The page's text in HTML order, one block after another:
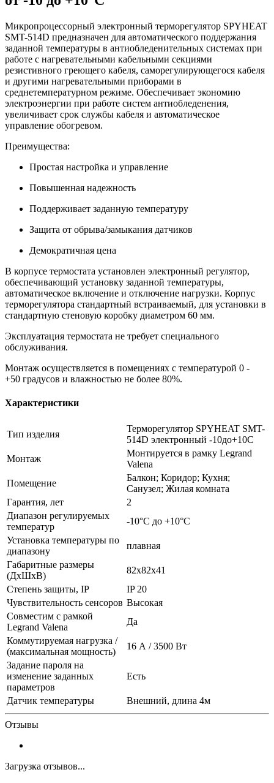
Микропроцессорный электронный терморегулятор SPYHEAT
SMT-514D предназначен для автоматического поддержания
заданной температуры в антиобледенительных системах при
работе с нагревательными кабельными секциями
резистивного греющего кабеля, саморегулирующегося кабеля
и другими нагревательными приборами в
среднетемпературном режиме. Обеспечивает экономию
электроэнергии при работе систем антиобледенения,
увеличивает срок службы кабеля и автоматическое
управление обогревом.
Преимущества:
Простая настройка и управление
Повышенная надежность
Поддерживает заданную температуру
Защита от обрыва/замыкания датчиков
Демократичная цена
В корпусе термостата установлен электронный регулятор,
обеспечивающий установку заданной температуры,
автоматическое включение и отключение нагрузки. Корпус
терморегулятора стандартный встраиваемый, для установки в
стандартную стеновую коробку диаметром 60 мм.
Эксплуатация термостата не требует специального
обслуживания.
Монтаж осуществляется в помещениях с температурой 0 -
+50 градусов и влажностью не более 80%.
Характеристики
Тип изделия
Терморегулятор SPYHEAT SMT-
514D электронный -10до+10С
Монтаж
Монтируется в рамку Legrand
Valena
Помещение
Балкон; Коридор; Кухня;
Санузел; Жилая комната
Гарантия, лет
2
Диапазон регулируемых
температур
-10°С до +10°С
Установка температуры по
диапазону
плавная
Габаритные размеры
(ДхШхВ)
82х82х41
Степень защиты, IP
IP 20
Чувствительность сенсоров Высокая
Совместим с рамкой
Legrand Valena
Да
Коммутируемая нагрузка /
(максимальная мощность)
16 А / 3500 Вт
Задание пароля на
изменение заданных
параметров
Есть
Датчик температуры Внешний, длина 4м
Отзывы
Загрузка отзывов...